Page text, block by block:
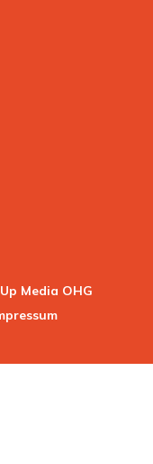
Media OHG